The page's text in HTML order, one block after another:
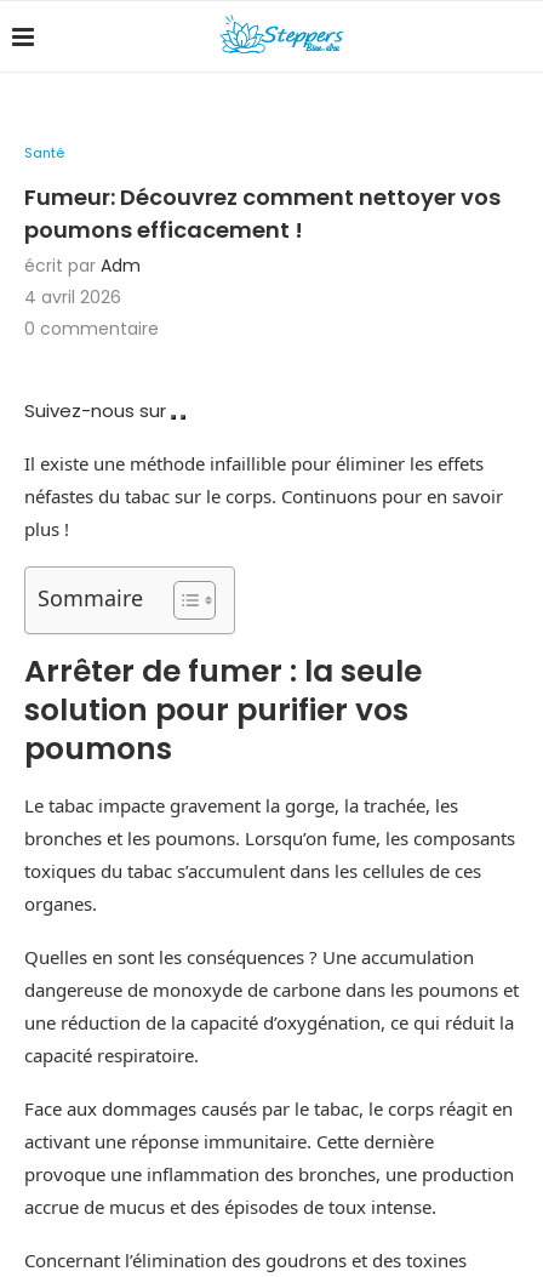
Santé
Fumeur: Découvrez comment nettoyer vos
poumons efficacement !
écrit par Adm
4 avril 2026
0 commentaire
Suivez-nous sur
Il existe une méthode infaillible pour éliminer les effets
néfastes du tabac sur le corps. Continuons pour en savoir
plus !
Sommaire
Arrêter de fumer : la seule
solution pour purifier vos
poumons
Le tabac impacte gravement la gorge, la trachée, les
bronches et les poumons. Lorsqu’on fume, les composants
toxiques du tabac s’accumulent dans les cellules de ces
organes.
Quelles en sont les conséquences ? Une accumulation
dangereuse de monoxyde de carbone dans les poumons et
une réduction de la capacité d’oxygénation, ce qui réduit la
capacité respiratoire.
Face aux dommages causés par le tabac, le corps réagit en
activant une réponse immunitaire. Cette dernière
provoque une inflammation des bronches, une production
accrue de mucus et des épisodes de toux intense.
Concernant l’élimination des goudrons et des toxines